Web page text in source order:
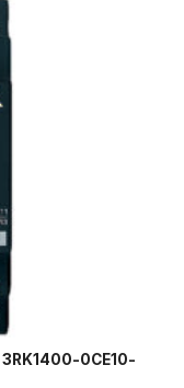
3RK1400-0CE10-